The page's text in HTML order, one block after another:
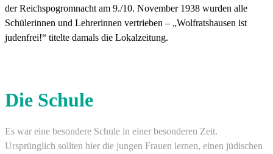
der Reichspogromnacht am 9./10. November 1938 wurden alle
Schülerinnen und Lehrerinnen vertrieben – „Wolfratshausen ist
judenfrei!“ titelte damals die Lokalzeitung.
Die Schule
Es war eine besondere Schule in einer besonderen Zeit.
Ursprünglich sollten hier die jungen Frauen lernen, einen jüdischen